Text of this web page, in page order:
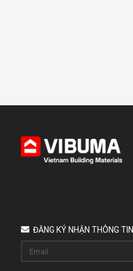
ĐĂNG KÝ NHẬN THÔNG TIN